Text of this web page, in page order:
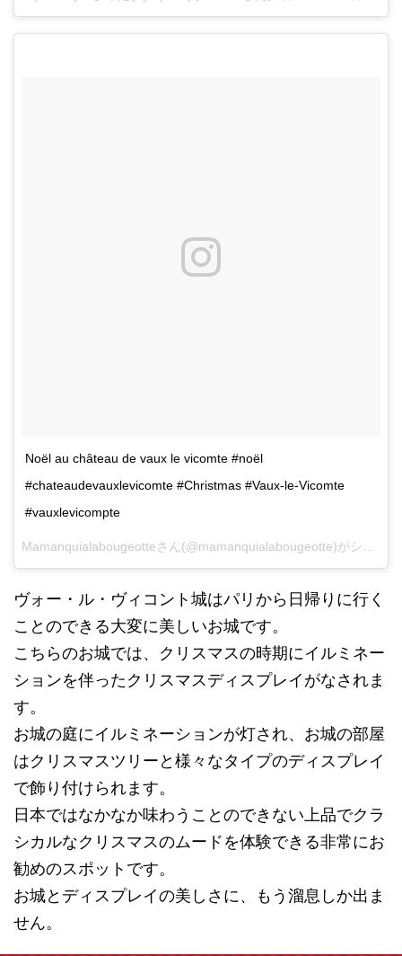
Noël au château de vaux le vicomte #noël
#chateaudevauxlevicomte #Christmas #Vaux-le-Vicomte
#vauxlevicompte
Mamanquialabougeotteさん(@mamanquialabougeotte)がシェアした投稿 -
ヴォー・ル・ヴィコント城はパリから日帰りに行く
ことのできる大変に美しいお城です。
こちらのお城では、クリスマスの時期にイルミネー
ションを伴ったクリスマスディスプレイがなされま
す。
お城の庭にイルミネーションが灯され、お城の部屋
はクリスマスツリーと様々なタイプのディスプレイ
で飾り付けられます。
日本ではなかなか味わうことのできない上品でクラ
シカルなクリスマスのムードを体験できる非常にお
勧めのスポットです。
お城とディスプレイの美しさに、もう溜息しか出ま
せん。